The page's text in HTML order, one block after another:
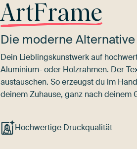
ArtFrame
Die moderne
Dein Lieblingskunstwerk auf
Aluminium- oder Holzrahmen. Der
austauschen. So erzeugst du im
deinem Zuhause, ganz nach deinem
Hochwertige Druckqualität